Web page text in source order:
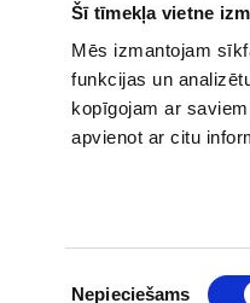
Šī tīmekļa vietne
Mēs izmantojam
funkcijas un
kopīgojam ar
apvienot ar citu
Nepieciešams
- 2024 Visas tiesības